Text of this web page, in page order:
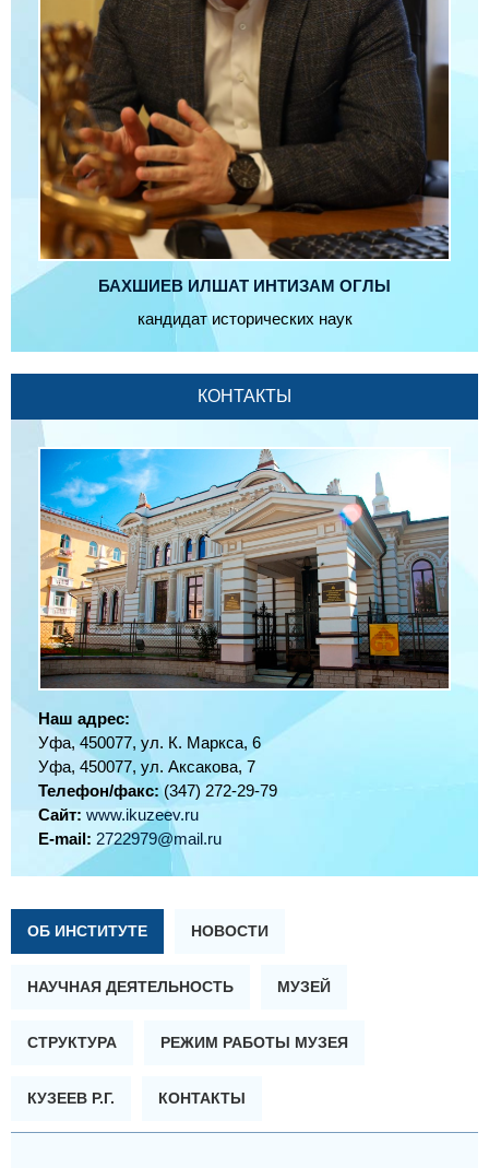
БАХШИЕВ ИЛШАТ ИНТИЗАМ ОГЛЫ
кандидат исторических наук
КОНТАКТЫ
Наш адрес:
Уфа, 450077, ул. К. Маркса, 6
Уфа, 450077, ул. Аксакова, 7
Телефон/факс:(347) 272-29-79
Сайт: www.ikuzeev.ru
E-mail: 2722979@mail.ru
ОБ ИНСТИТУТЕ НОВОСТИ
НАУЧНАЯ ДЕЯТЕЛЬНОСТЬ МУЗЕЙ
СТРУКТУРА РЕЖИМ РАБОТЫ МУЗЕЯ
КУЗЕЕВ Р.Г. КОНТАКТЫ